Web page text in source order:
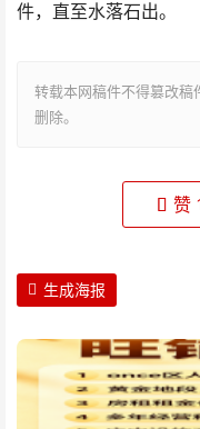
件，直至水落石出。
转载本网稿件不得篡改稿
删除。
赞
生成海报